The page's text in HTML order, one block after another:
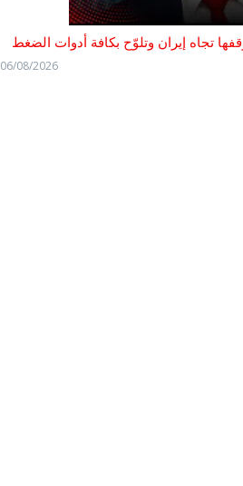
تجاه إيران وتلوّح بكافة أدوات الضغط
06/08/2026